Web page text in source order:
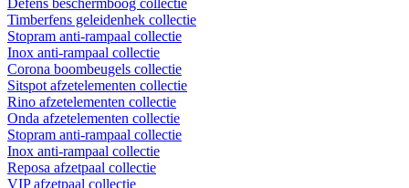
Defens beschermboog collectie
Timberfens geleidenhek collectie
Stopram anti-rampaal collectie
Inox anti-rampaal collectie
Corona boombeugels collectie
Sitspot afzetelementen collectie
Rino afzetelementen collectie
Onda afzetelementen collectie
Stopram anti-rampaal collectie
Inox anti-rampaal collectie
Reposa afzetpaal collectie
VIP afzetpaal collectie